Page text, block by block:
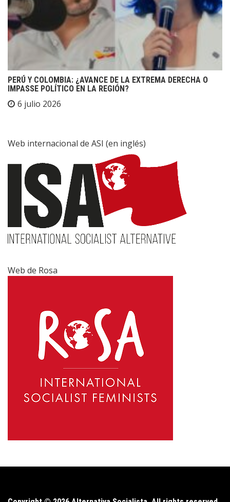
PERÚ Y COLOMBIA: ¿AVANCE DE LA EXTREMA DERECHA O
IMPASSE POLÍTICO EN LA REGIÓN?
6 julio 2026
Web internacional de ASI (en inglés)
Web de Rosa